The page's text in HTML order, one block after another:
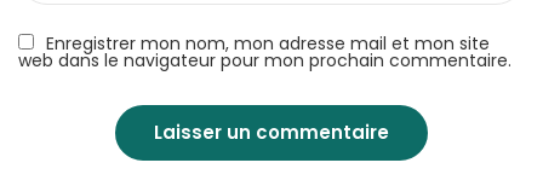
Enregistrer mon nom, mon adresse mail et mon site
web dans le navigateur pour mon prochain commentaire.